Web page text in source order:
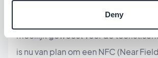
Deny
Vanwege COVID-19 zijn de laatste 18
moeilijk geweest voor de
is nu van plan om een NFC (Near Field